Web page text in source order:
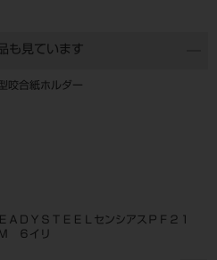
も見ています
咬合紙ホルダー
ＡＤＹＳＴＥＥＬセンシアスＰＦ２１
６イリ